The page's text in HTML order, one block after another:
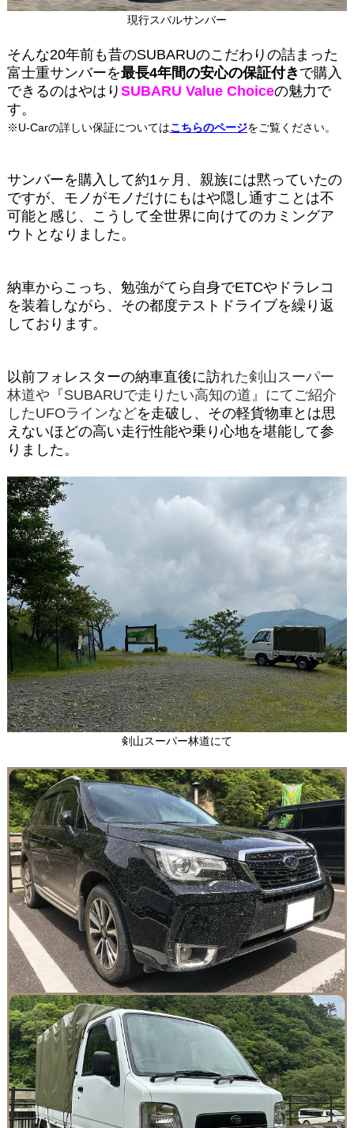
現行スバルサンバー
そんな20年前も昔のSUBARUのこだわりの詰まった
富士重サンバーを最長4年間の安心の保証付き で購入
できるのはやはり SUBARU Value Choiceの魅力で
す。
※U-Carの詳しい保証についてはこちらのページをご覧ください。
サンバーを購入して約1ヶ月、親族には黙っていたの
ですが、モノがモノだけにもはや隠し通すことは不
可能と感じ、こうして全世界に向けてのカミングア
ウトとなりました。
納車からこっち、勉強がてら自身でETCやドラレコ
を装着しながら、その都度テストドライブを繰り返
しております。
以前フォレスターの納車直後に訪れた剣山スーパー
林道や『SUBARUで走りたい高知の道』にてご紹介
したUFOラインなどを走破し、その軽貨物車とは思
えないほどの高い走行性能や乗り心地を堪能して参
りました。
剣山スーパー林道にて